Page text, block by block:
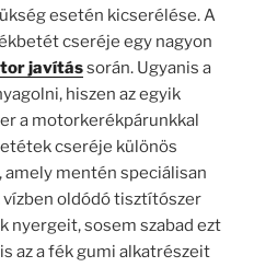
esetén kicserélése. A
cseréje egy nagyon
javítássorán. Ugyanis a
hiszen az egyik
a motorkerékpárunkkal
cseréje különös
mentén speciálisan
oldódó tisztítószer
nyergeit, sosem szabad ezt
az a fék gumi alkatrészeit